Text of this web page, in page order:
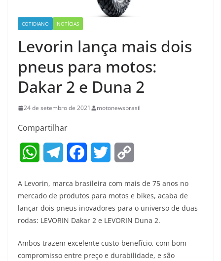
COTIDIANO NOTÍCIAS
Levorin lança mais dois
pneus para motos:
Dakar 2 e Duna 2
24 de setembro de 2021 motonewsbrasil
Compartilhar
W
a
t
l
e
c
e
i
t
e
p
y
i
A Levorin, marca brasileira com mais de 75 anos no
mercado de produtos para motos e bikes, acaba de
lançar dois pneus inovadores para o universo de duas
rodas: LEVORIN Dakar 2 e LEVORIN Duna 2.
Ambos trazem excelente custo-benefício, com bom
compromisso entre preço e durabilidade, e são